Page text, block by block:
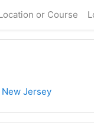
or Course
New Jersey